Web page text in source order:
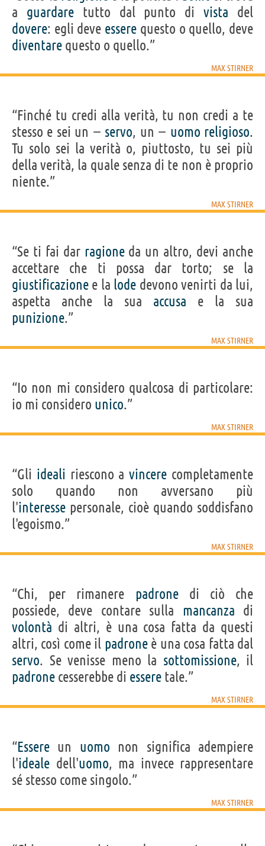
a guardaretutto dal punto divista del
dovere: egli deve essere questo o quello, deve
diventare questo o quello.”
MAX STIRNER
“Finché tu credi alla verità, tu non credi a te
stesso e sei un − servo, un − uomo religioso.
Tu solo sei la verità o, piuttosto, tu sei più
della verità, la quale senza di te non è proprio
niente.”
MAX STIRNER
“Se ti fai dar ragioneda un altro, devi anche
accettare che ti possa dar torto; se la
giustificazione e la lode devono venirti da lui,
aspetta anche la sua accusa e la sua
punizione.”
MAX STIRNER
“Io non mi considero qualcosa di particolare:
io mi considero unico.”
MAX STIRNER
“Gli ideali riescono avincere completamente
solo quando non avversano più
l'interesse personale, cioè quando soddisfano
l'egoismo.”
MAX STIRNER
“Chi, per rimanere padronedi ciò che
possiede, deve contare sulla mancanza di
volontà di altri, è una cosa fatta da questi
altri, così come il padroneè una cosa fatta dal
servo. Se venisse meno la sottomissione, il
padrone cesserebbe di essere tale.”
MAX STIRNER
“Essere un uomo non significa adempiere
l'ideale dell'uomo, ma invece rappresentare
sé stesso come singolo.”
MAX STIRNER